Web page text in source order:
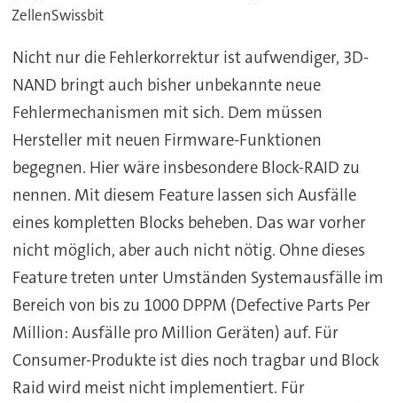
ZellenSwissbit
Nicht nur die Fehlerkorrektur ist aufwendiger, 3D-
NAND bringt auch bisher unbekannte neue
Fehlermechanismen mit sich. Dem müssen
Hersteller mit neuen Firmware-Funktionen
begegnen. Hier wäre insbesondere Block-RAID zu
nennen. Mit diesem Feature lassen sich Ausfälle
eines kompletten Blocks beheben. Das war vorher
nicht möglich, aber auch nicht nötig. Ohne dieses
Feature treten unter Umständen Systemausfälle im
Bereich von bis zu 1000 DPPM (Defective Parts Per
Million: Ausfälle pro Million Geräten) auf. Für
Consumer-Produkte ist dies noch tragbar und Block
Raid wird meist nicht implementiert. Für